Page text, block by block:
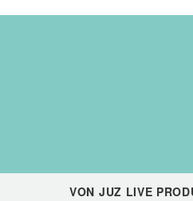
VON JUZ LIVE